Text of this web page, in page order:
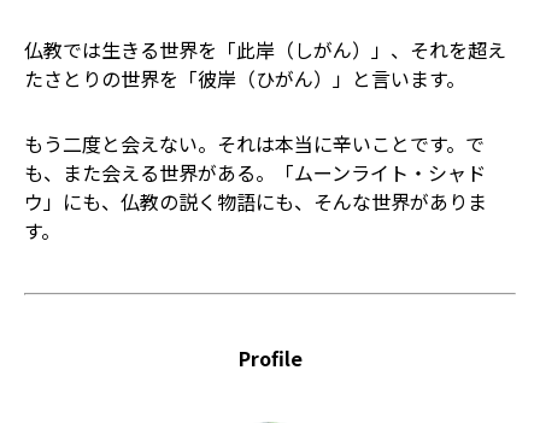
仏教では生きる世界を「此岸（しがん）」、それを超え
たさとりの世界を「彼岸（ひがん）」と言います。
もう二度と会えない。それは本当に辛いことです。で
も、また会える世界がある。「ムーンライト・シャド
ウ」にも、仏教の説く物語にも、そんな世界がありま
す。
Profile